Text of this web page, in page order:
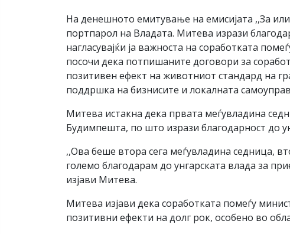
На денешното емитување на емисијата ,,За
портпарол на Владата. Митева изрази
нагласувајќи ja важноста на соработката
посочи дека потпишаните договори за
позитивен ефект на животниот стандард на
поддршка на бизнисите и локалната
Митева истакна дека првата меѓувладина
Будимпешта, по што изрази благодарност до
,,Ова беше втора сега меѓувладина седница,
големо благодарам до унгарската влада за
изјави Митева.
Митева изјави дека соработката помеѓу
позитивни ефекти на долг рок, особено во